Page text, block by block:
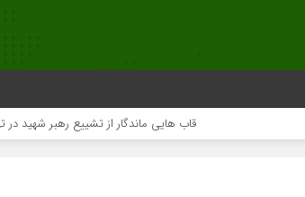
قاب هایی ماندگار از تشییع رهبر شهید در تهران